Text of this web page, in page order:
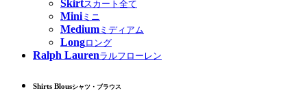
Skirtスカート全て
Miniミニ
Medium ミディアム
Longロング
Ralph Laurenラルフローレン
Shirts Blousシャツ・ブラウス